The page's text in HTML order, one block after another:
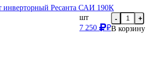
инверторный Ресанта САИ 190К
шт
7 250
₽
- +
В корзину